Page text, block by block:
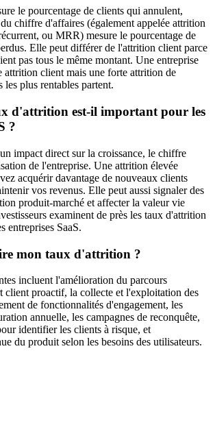
le pourcentage de clients qui annulent,
chiffre d'affaires (également appelée attrition
ou MRR) mesure le pourcentage de
Elle peut différer de l'attrition client parce
pas tous le même montant. Une entreprise
attrition client mais une forte attrition de
les plus rentables partent.
d'attrition est-il important pour les
?
impact direct sur la croissance, le chiffre
de l'entreprise. Une attrition élevée
acquérir davantage de nouveaux clients
vos revenus. Elle peut aussi signaler des
produit-marché et affecter la valeur vie
examinent de près les taux d'attrition
entreprises SaaS.
mon taux d'attrition ?
incluent l'amélioration du parcours
client proactif, la collecte et l'exploitation des
de fonctionnalités d'engagement, les
annuelle, les campagnes de reconquête,
identifier les clients à risque, et
du produit selon les besoins des utilisateurs.